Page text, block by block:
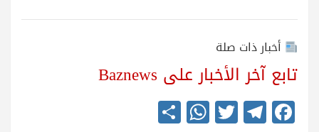
أخبار ذات صلة
تابع آخر الأخبار على Baznews
Fa
Te
T
W